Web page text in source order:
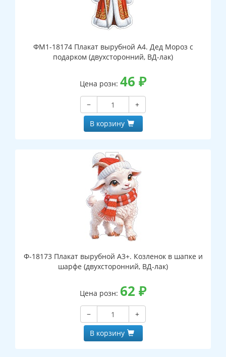
ФМ1-18174 Плакат вырубной А4. Дед Мороз с
подарком (двухсторонний, ВД-лак)
Цена розн: 46 ₽
−
+
В корзину
Ф-18173 Плакат вырубной А3+. Козленок в шапке и
шарфе (двухсторонний, ВД-лак)
Цена розн: 62 ₽
−
+
В корзину